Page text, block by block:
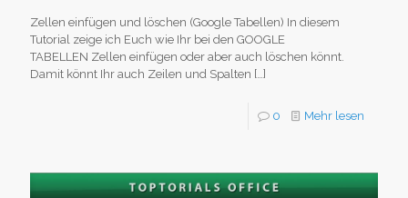
Zellen einfügen und löschen (Google Tabellen) In diesem
Tutorial zeige ich Euch wie Ihr bei den GOOGLE
TABELLEN Zellen einfügen oder aber auch löschen könnt.
Damit könnt Ihr auch Zeilen und Spalten […]
0 Mehr lesen